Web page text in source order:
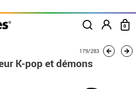
0
Chanteurs K-Pop
179/283
K-pop et démons